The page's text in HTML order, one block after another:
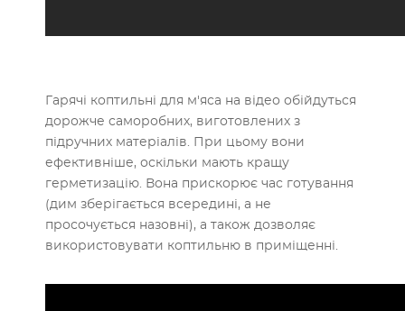
Гарячі коптильні для м'яса на відео обійдуться
дорожче саморобних, виготовлених з
підручних матеріалів. При цьому вони
ефективніше, оскільки мають кращу
герметизацію. Вона прискорює час готування
(дим зберігається всередині, а не
просочується назовні), а також дозволяє
використовувати коптильню в приміщенні.